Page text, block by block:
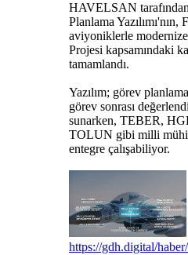
HAVELSAN
Planlama Yazılımı'nın,
aviyoniklerle
Projesi kapsamındaki
tamamlandı.
Yazılım; görev
görev sonrası
sunarken, TEBER,
TOLUN gibi milli
entegre çalışabiliyor.
https://gdh.digital/